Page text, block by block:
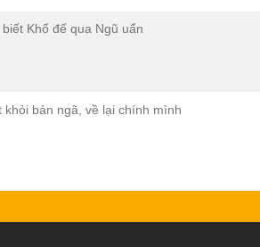
biết Khổ đế qua Ngũ uẩn
khỏi bản ngã, về lại chính mình